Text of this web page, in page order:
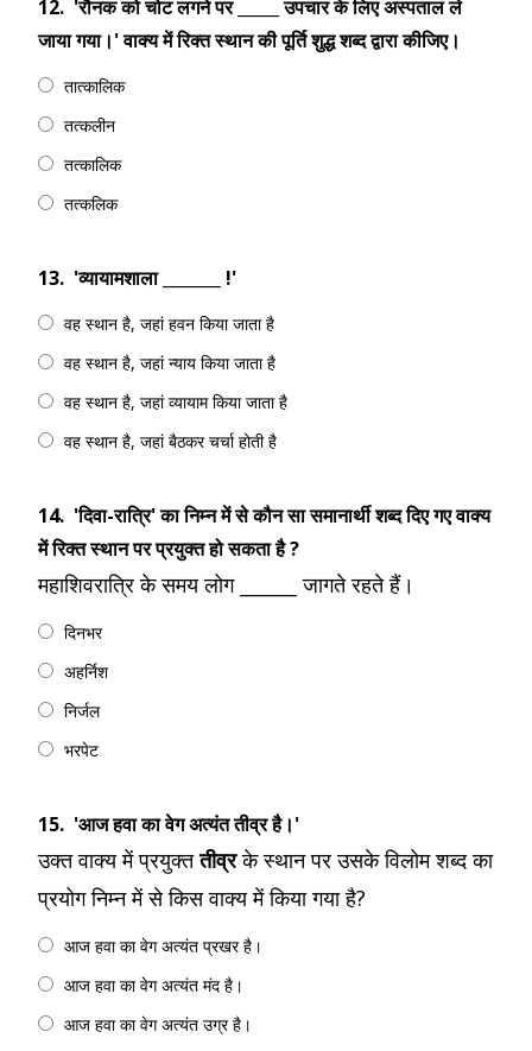
12. 'रौनक को चोट लगने पर _____ उपचार के लिए अस्पताल ले
जाया गया।' वाक्य में रिक्त स्थान की पूर्ति शुद्ध शब्द द्वारा कीजिए।
तात्कालिक
तत्कलीन
तत्कालिक
तत्कलिक
13. 'व्यायामशाला _______ !'
वह स्थान है, जहां हवन किया जाता है
वह स्थान है, जहां न्याय किया जाता है
वह स्थान है, जहां व्यायाम किया जाता है
वह स्थान है, जहां बैठकर चर्चा होती है
14. 'दिवा-रात्रि' का निम्न में से कौन सा समानार्थी शब्द दिए गए वाक्य
में रिक्त स्थान पर प्रयुक्त हो सकता है ?
महाशिवरात्रि के समय लोग ______ जागते रहते हैं।
दिनभर
अहर्निश
निर्जल
भरपेट
15. 'आज हवा का वेग अत्यंत तीव्र है।'
उक्त वाक्य में प्रयुक्ततीव्रके स्थान पर उसके विलोम शब्द का
प्रयोग निम्न में से किस वाक्य में किया गया है?
आज हवा का वेग अत्यंत प्रखर है।
आज हवा का वेग अत्यंत मंद है।
आज हवा का वेग अत्यंत उग्र है।